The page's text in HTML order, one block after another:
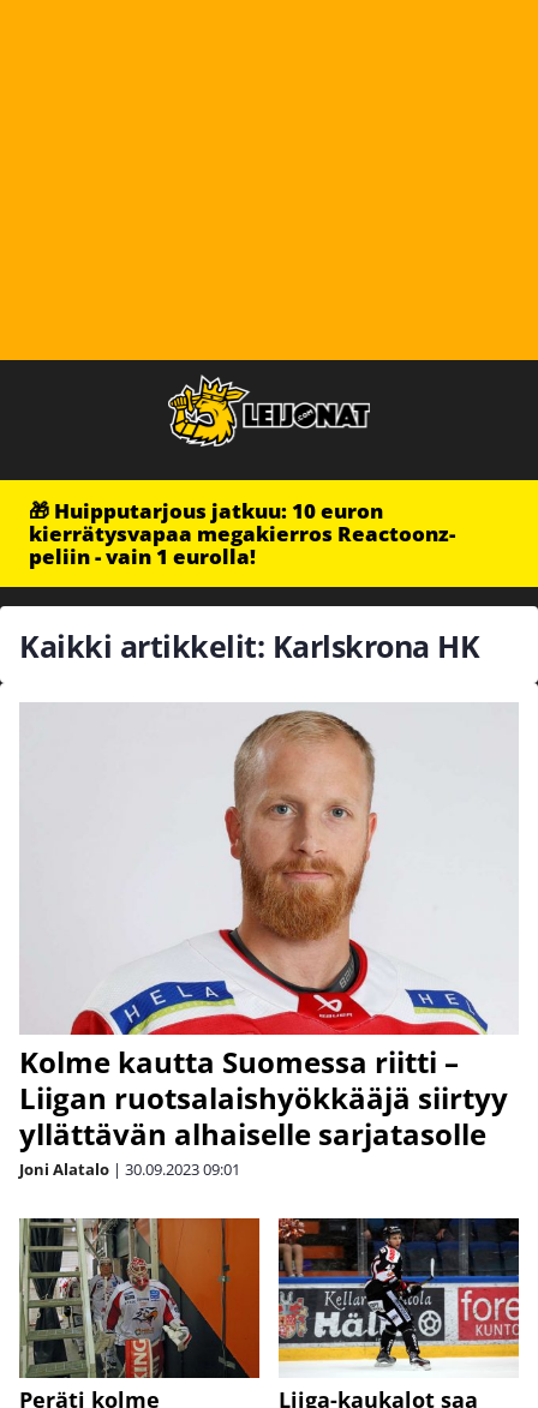
🎁 Huipputarjous jatkuu: 10 euron
kierrätysvapaa megakierros Reactoonz-
peliin - vain 1 eurolla!
Kaikki artikkelit: Karlskrona HK
Kolme kautta Suomessa riitti –
Liigan ruotsalaishyökkääjä siirtyy
yllättävän alhaiselle sarjatasolle
Joni Alatalo | 30.09.202309:01
Peräti kolme
Liiga-kaukalot saa